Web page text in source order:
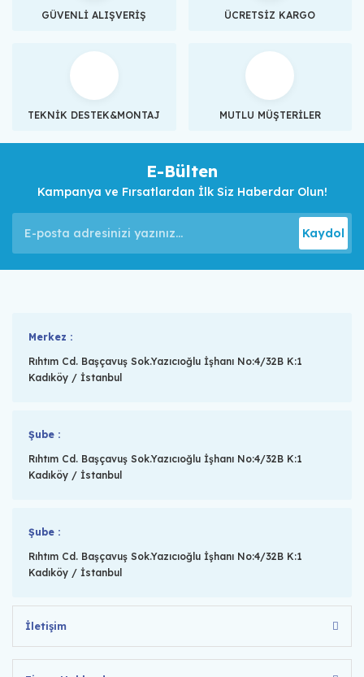
GÜVENLİ ALIŞVERİŞ ÜCRETSİZ KARGO
TEKNİK DESTEK&MONTAJ MUTLU MÜŞTERİLER
E-Bülten
Kampanya ve Fırsatlardan İlk Siz Haberdar Olun!
Kaydol
Merkez :
Rıhtım Cd. Başçavuş Sok.Yazıcıoğlu İşhanı No:4/32B K:1
Kadıköy / İstanbul
Şube :
Rıhtım Cd. Başçavuş Sok.Yazıcıoğlu İşhanı No:4/32B K:1
Kadıköy / İstanbul
Şube :
Rıhtım Cd. Başçavuş Sok.Yazıcıoğlu İşhanı No:4/32B K:1
Kadıköy / İstanbul
İletişim